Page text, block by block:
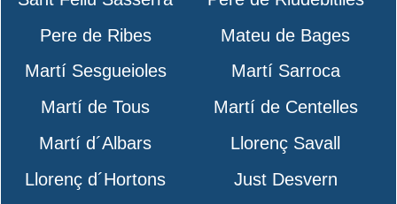
Pere de Ribes
Mateu de Bages
Martí Sesgueioles
Martí Sarroca
Martí de Tous
Martí de Centelles
Martí d´Albars
Llorenç Savall
Llorenç d´Hortons
Just Desvern